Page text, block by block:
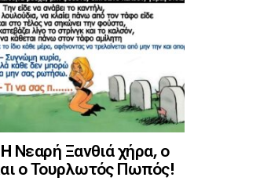
Νεαρή Ξανθιά χήρα, ο
ο Τουρλωτός Πωπός!